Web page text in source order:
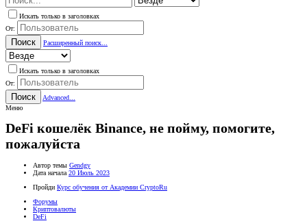
Искать только в заголовках
От:
Поиск Расширенный поиск...
Искать только в заголовках
От:
Поиск
Advanced...
Меню
DeFi кошелёк Binance, не пойму, помогите,
пожалуйста
Автор темы Gendgy
Дата начала 20 Июль 2023
Пройди Курс обучения от Академии CryptoRu
Форумы
Криптовалюты
DeFi